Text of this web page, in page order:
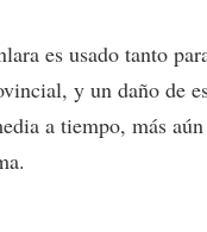
es usado tanto
y un daño de
a tiempo, más